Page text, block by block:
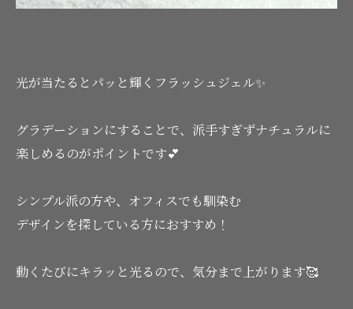
光が当たるとパッと輝くフラッシュジェル✨
グラデーションにすることで、派手すぎずナチュラルに
楽しめるのがポイントです💕
シンプル派の方や、オフィスでも馴染む
デザインを探している方におすすめ！
動くたびにキラッと光るので、気分まで上がります🥰